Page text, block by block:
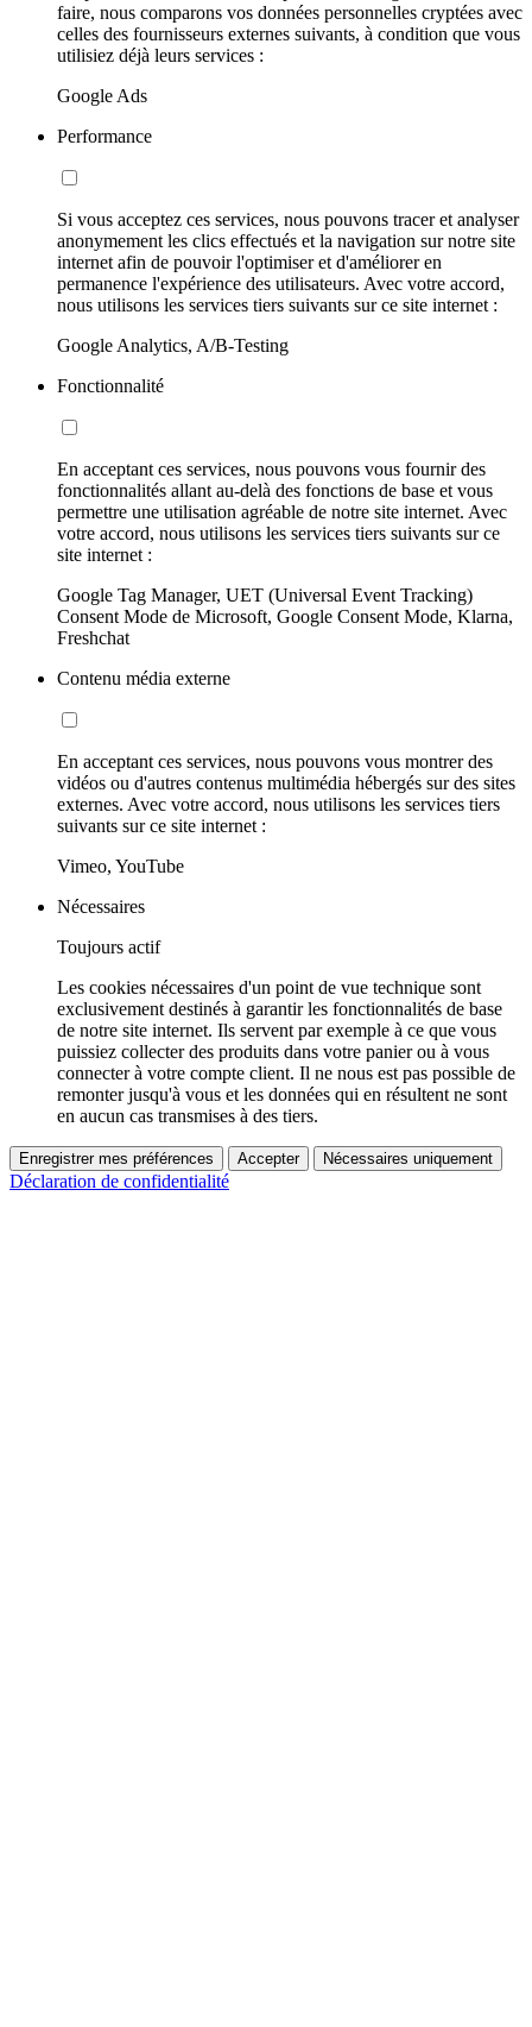
faire, nous comparons vos données personnelles cryptées avec
celles des fournisseurs externes suivants, à condition que vous
utilisiez déjà leurs services :
Google Ads
Performance
Si vous acceptez ces services, nous pouvons tracer et analyser
anonymement les clics effectués et la navigation sur notre site
internet afin de pouvoir l'optimiser et d'améliorer en
permanence l'expérience des utilisateurs. Avec votre accord,
nous utilisons les services tiers suivants sur ce site internet :
Google Analytics, A/B-Testing
Fonctionnalité
En acceptant ces services, nous pouvons vous fournir des
fonctionnalités allant au-delà des fonctions de base et vous
permettre une utilisation agréable de notre site internet. Avec
votre accord, nous utilisons les services tiers suivants sur ce
site internet :
Google Tag Manager, UET (Universal Event Tracking)
Consent Mode de Microsoft, Google Consent Mode, Klarna,
Freshchat
Contenu média externe
En acceptant ces services, nous pouvons vous montrer des
vidéos ou d'autres contenus multimédia hébergés sur des sites
externes. Avec votre accord, nous utilisons les services tiers
suivants sur ce site internet :
Vimeo, YouTube
Nécessaires
Toujours actif
Les cookies nécessaires d'un point de vue technique sont
exclusivement destinés à garantir les fonctionnalités de base
de notre site internet. Ils servent par exemple à ce que vous
puissiez collecter des produits dans votre panier ou à vous
connecter à votre compte client. Il ne nous est pas possible de
remonter jusqu'à vous et les données qui en résultent ne sont
en aucun cas transmises à des tiers.
Enregistrer mes préférences Accepter Nécessaires uniquement
Déclaration de confidentialité